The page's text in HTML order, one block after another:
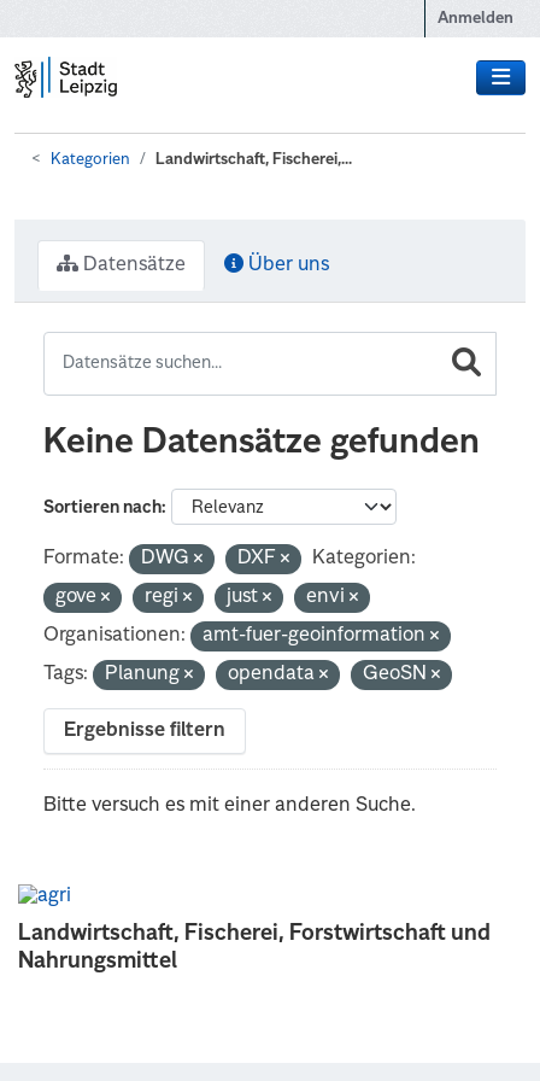
Anmelden
Kategorien Landwirtschaft, Fischerei,...
Landwirtschaft, Fischerei, Forstwirtschaft und
Nahrungsmittel
Datensätze Über uns
Keine Datensätze gefunden
Sortieren nach
Formate: DWG DXF
Kategorien:
gove
regi just
envi
Organisationen:
amt-fuer-geoinformation
Tags:
Planung opendata GeoSN
Ergebnisse filtern
Bitte versuch es mit einer anderen Suche.